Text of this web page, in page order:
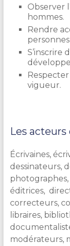
Observer
hommes.
Rendre
S’inscrire
vigueur.
Les
Écrivaines,
dessinateurs,
éditrices,
correcteurs,
libraires,
modérateurs,